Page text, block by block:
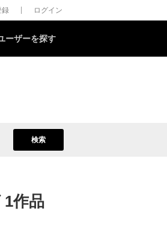
録 ログイン
ーザーを探す
検索
作品